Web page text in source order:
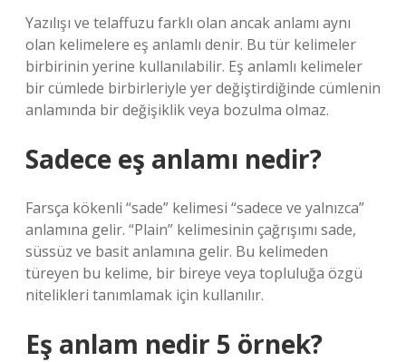
Yazılışı ve telaffuzu farklı olan ancak anlamı aynı
olan kelimelere eş anlamlı denir. Bu tür kelimeler
birbirinin yerine kullanılabilir. Eş anlamlı kelimeler
bir cümlede birbirleriyle yer değiştirdiğinde cümlenin
anlamında bir değişiklik veya bozulma olmaz.
Sadece eş anlamı nedir?
Farsça kökenli “sade” kelimesi “sadece ve yalnızca”
anlamına gelir. “Plain” kelimesinin çağrışımı sade,
süssüz ve basit anlamına gelir. Bu kelimeden
türeyen bu kelime, bir bireye veya topluluğa özgü
nitelikleri tanımlamak için kullanılır.
Eş anlam nedir 5 örnek?